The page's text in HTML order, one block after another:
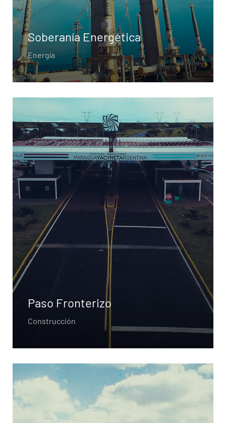
Soberanía Energética
Energía
Paso Fronterizo
Construcción